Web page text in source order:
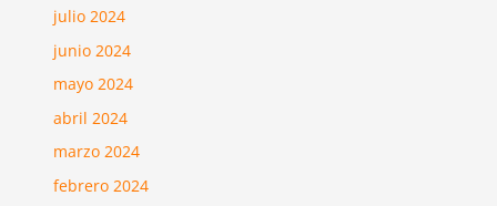
julio 2024
junio 2024
mayo 2024
abril 2024
marzo 2024
febrero 2024